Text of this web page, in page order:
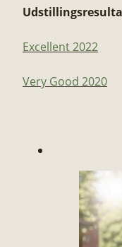
Excellent 2022
Very Good 2020